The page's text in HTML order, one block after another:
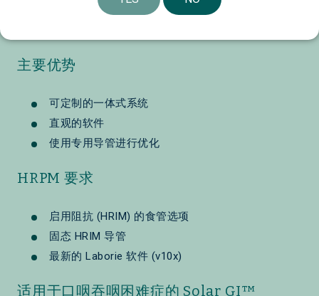
主要优势
可定制的一体式系统
直观的软件
使用专用导管进行优化
HRPM 要求
启用阻抗 (HRIM) 的食管选项
固态 HRIM 导管
最新的 Laborie 软件 (v10x)
适用于口咽吞咽困难症的 Solar GI™